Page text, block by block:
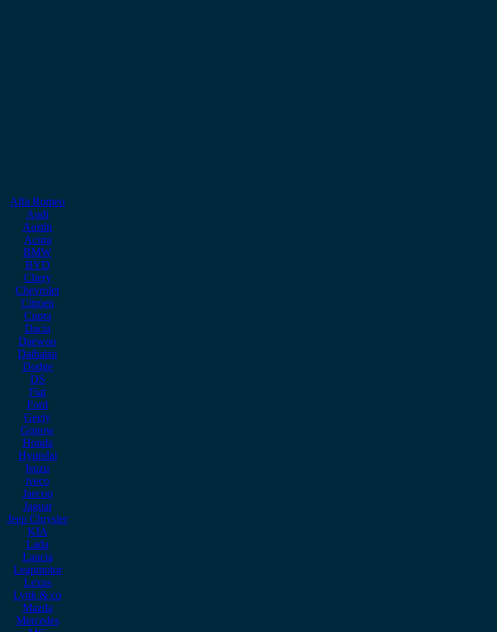
Alfa Romeo
Audi
Austin
Acura
BMW
BYD
Chery
Chevrolet
Citroen
Cupra
Dacia
Daewoo
Daihatsu
Dodge
DS
Fiat
Ford
Geely
Gonow
Honda
Hyundai
Isuzu
iveco
Jaecoo
Jaguar
Jeep Chrysler
KIA
Lada
Lancia
Leapmotor
Lexus
Lynk & co
Mazda
Mercedes